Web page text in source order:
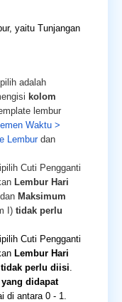
yaitu Tunjangan
adalah
kolom
lembur
Waktu >
Lemburdan
Cuti Pengganti
Lembur Hari
dan Maksimum
I) tidak perlu
Cuti Pengganti
Lembur Hari
tidak perlu diisi.
didapat
di antara 0 - 1.